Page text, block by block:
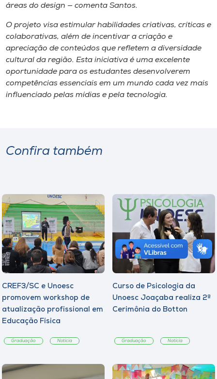
áreas do design — comenta Santos.
O projeto visa estimular habilidades criativas, críticas e
colaborativas, além de incentivar a criação e
apreciação de conteúdos que refletem a diversidade
cultural da região. Esta iniciativa é uma excelente
oportunidade para os estudantes desenvolverem
competências essenciais em um mundo cada vez mais
influenciado pelas mídias e pela tecnologia.
Confira também
CREF3/SC e Unoesc
promovem workshop de
atualização profissional em
Educação Física
Graduação Notícia
Curso de Psicologia da
Unoesc Joaçaba realiza 2ª
Cerimônia do Botton
Graduação Notícia